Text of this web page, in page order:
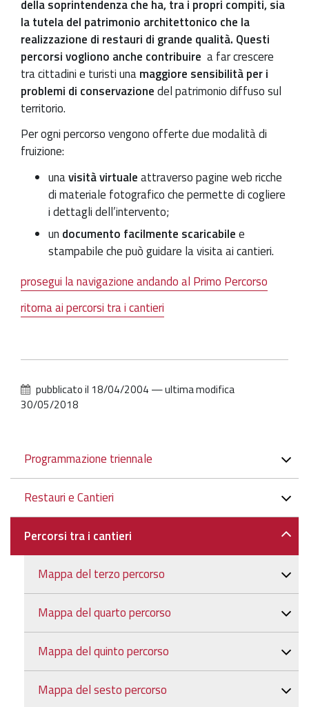
della soprintendenza che ha, tra i propri compiti, sia
la tutela del patrimonio architettonico che la
realizzazione di restauri di grande qualità. Questi
percorsi vogliono anche contribuire a far crescere
tra cittadini e turisti unamaggiore sensibilità per i
problemi di conservazionedel patrimonio diffuso sul
territorio.
Per ogni percorso vengono offerte due modalità di
fruizione:
unavisità virtualeattraverso pagine web ricche
di materiale fotografico che permette di cogliere
i dettagli dell’intervento;
un documento facilmente scaricabilee
stampabile che può guidare la visita ai cantieri.
prosegui la navigazione andando al Primo Percorso
ritorna ai percorsi tra i cantieri
pubblicato il 18/04/2004 —ultima modifica
30/05/2018
Navigazione
Programmazione triennale
Restauri e Cantieri
Percorsi tra i cantieri
Mappa del terzo percorso
Mappa del quarto percorso
Mappa del quinto percorso
Mappa del sesto percorso